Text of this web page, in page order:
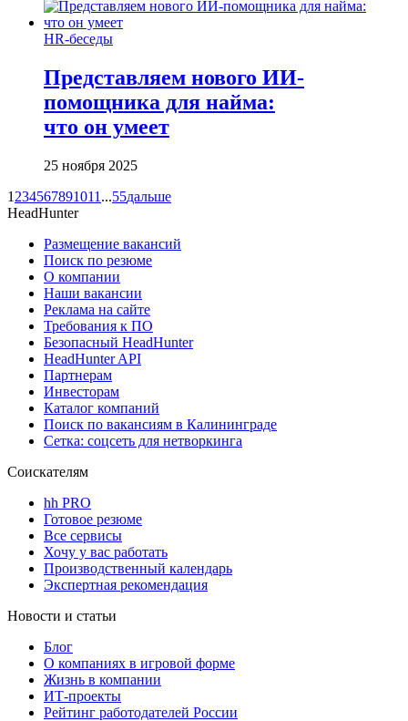
HR-беседы
Представляем нового ИИ-
помощника для найма:
что он умеет
25 ноября 2025
1 234567891011 ...55дальше
HeadHunter
Размещение вакансий
Поиск по резюме
О компании
Наши вакансии
Реклама на сайте
Требования к ПО
Безопасный HeadHunter
HeadHunter API
Партнерам
Инвесторам
Каталог компаний
Поиск по вакансиям в Калининграде
Сетка: соцсеть для нетворкинга
Соискателям
hh PRO
Готовое резюме
Все сервисы
Хочу у вас работать
Производственный календарь
Экспертная рекомендация
Новости и статьи
Блог
О компаниях в игровой форме
Жизнь в компании
ИТ-проекты
Рейтинг работодателей России